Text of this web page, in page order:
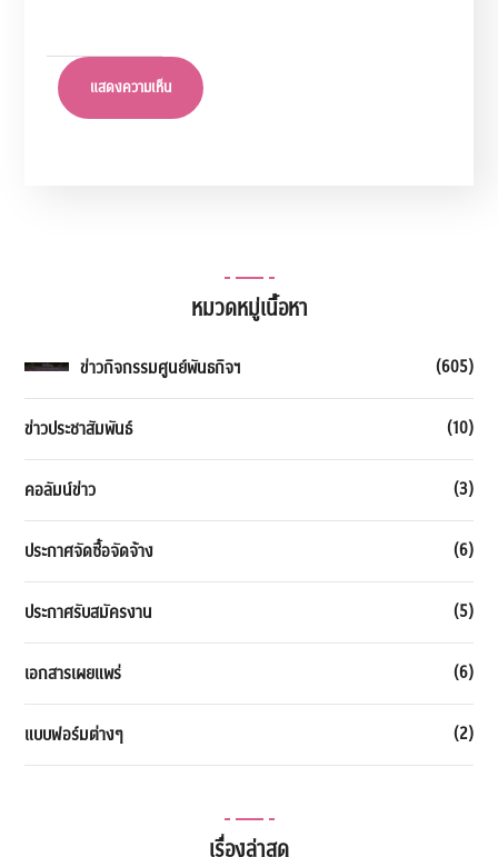
หมวดหมู่เนื้อหา
ข่าวกิจกรรมศูนย์พันธกิจฯ (605)
ข่าวประชาสัมพันธ์ (10)
คอลัมน์ข่าว (3)
ประกาศจัดซื้อจัดจ้าง (6)
ประกาศรับสมัครงาน (5)
เอกสารเผยแพร่ (6)
แบบฟอร์มต่างๆ (2)
เรื่องล่าสุด